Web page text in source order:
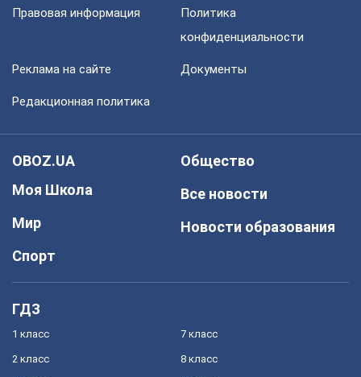
Правовая информация
Политика
конфиденциальности
Реклама на сайте Документы
Редакционная политика
OBOZ.UA
Моя Школа
Мир
Спорт
Общество
Все новости
Новости образования
ГДЗ
1 класс
2 класс
7 класс
8 класс